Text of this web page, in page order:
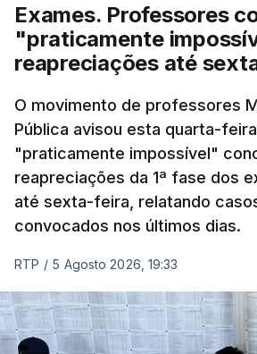
Exames. Professores
"praticamente
reapreciações até
O movimento de professores
Pública avisou esta quarta-
"praticamente impossível"
reapreciações da 1ª fase dos
até sexta-feira, relatando
convocados nos últimos dias.
RTP / 5 Agosto 2026, 19:33